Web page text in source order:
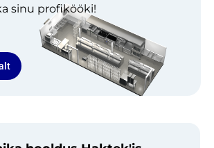
sinu profikööki!